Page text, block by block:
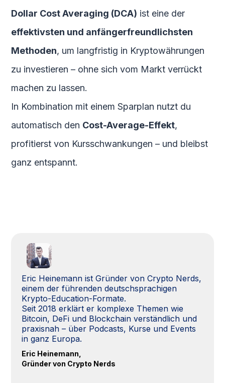
Dollar Cost Averaging (DCA) ist eine der
effektivsten und anfängerfreundlichsten
Methoden, um langfristig in Kryptowährungen
zu investieren – ohne sich vom Markt verrückt
machen zu lassen.
In Kombination mit einem Sparplan nutzt du
automatisch den Cost-Average-Effekt,
profitierst von Kursschwankungen – und bleibst
ganz entspannt.
Eric Heinemann ist Gründer von Crypto Nerds,
einem der führenden deutschsprachigen
Krypto-Education-Formate.
Seit 2018 erklärt er komplexe Themen wie
Bitcoin, DeFi und Blockchain verständlich und
praxisnah – über Podcasts, Kurse und Events
in ganz Europa.
Eric Heinemann,
Gründer von Crypto Nerds